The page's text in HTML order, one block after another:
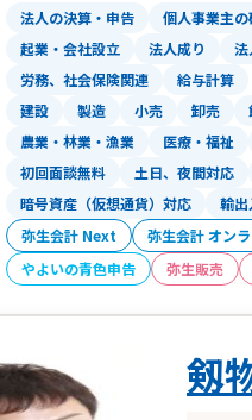
法人
ない、
その他
入等
法人の決算・申告 個人事業主
起業・会社設立
法人成り 法
労務、社会保険関連
給与計算
建設
製造 小売 卸売
農業・林業・漁業
医療・福祉
初回面談無料
土日、夜間対応
暗号資産（仮想通貨）対応
輸出
弥生会計 Next
弥生会計 オン
やよいの青色申告
弥生販売
剱